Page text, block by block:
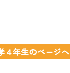
４年生のページへ